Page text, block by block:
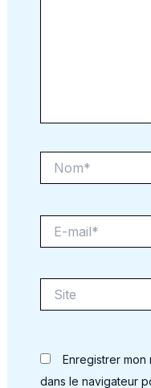
mail*
Enregistrer mon
dans le navigateur